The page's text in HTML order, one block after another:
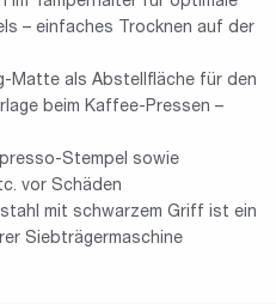
– einfaches Trocknen auf der
Matte als Abstellfläche für den
beim Kaffee-Pressen –
Stempel sowie
vor Schäden
mit schwarzem Griff ist ein
Siebträgermaschine